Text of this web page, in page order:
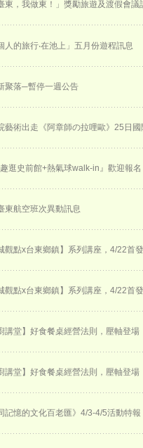
東，我做東！」獎勵旅遊及渡假會議
人的旅行‧在池上」五月份遊程訊息
聚落─暫停一週公告
藝術出走《阿章師の拉哩歐》25日
逛史前館+熱氣球walk-in』歡迎報
東航空班次異動訊息
觀點x台東鄉鎮】系列講座，4/22首
觀點x台東鄉鎮】系列講座，4/22首
講堂】好食餐桌經營法則，壓軸登場
講堂】好食餐桌經營法則，壓軸登場
記憶的文化百老匯》4/3-4/5活動特報